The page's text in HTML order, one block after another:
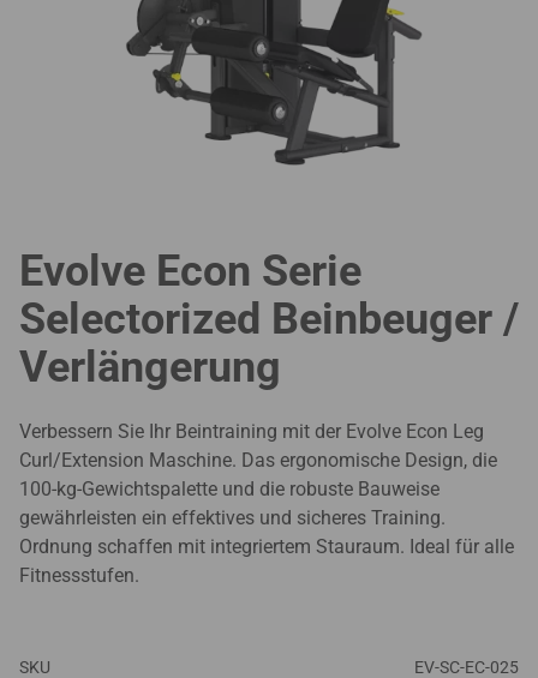
Evolve Econ Serie
Selectorized Beinbeuger /
Verlängerung
Verbessern Sie Ihr Beintraining mit der Evolve Econ Leg
Curl/Extension Maschine. Das ergonomische Design, die
100-kg-Gewichtspalette und die robuste Bauweise
gewährleisten ein effektives und sicheres Training.
Ordnung schaffen mit integriertem Stauraum. Ideal für alle
Fitnessstufen.
SKU EV-SC-EC-025